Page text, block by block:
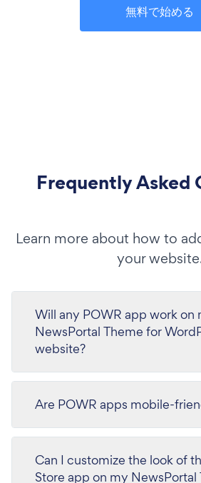
無料で始める
Frequently Asked
Learn more about how to
your
Will any POWR app work on
NewsPortal Theme for
website?
Are POWR apps mobile-
Can I customize the look of
Store app on my NewsPortal